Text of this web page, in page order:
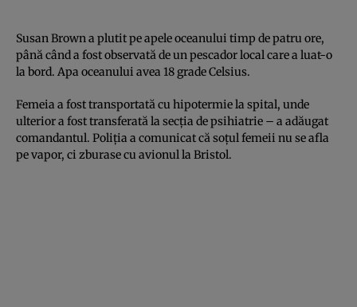
Susan Brown a plutit pe apele oceanului timp de patru ore,
până când a fost observată de un pescador local care a luat-o
la bord. Apa oceanului avea 18 grade Celsius.
Femeia a fost transportată cu hipotermie la spital, unde
ulterior a fost transferată la secţia de psihiatrie – a adăugat
comandantul. Poliţia a comunicat că soţul femeii nu se afla
pe vapor, ci zburase cu avionul la Bristol.